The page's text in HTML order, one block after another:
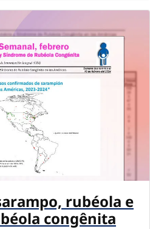
rubéola e
congênita